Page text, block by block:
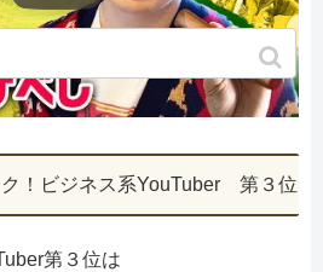
！ビジネス系YouTuber 第３位
第３位は